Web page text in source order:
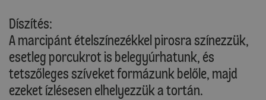
Díszítés:
A marcipánt ételszínezékkel pirosra színezzük,
esetleg porcukrot is belegyúrhatunk, és
tetszőleges szíveket formázunk belőle, majd
ezeket ízlésesen elhelyezzük a tortán.